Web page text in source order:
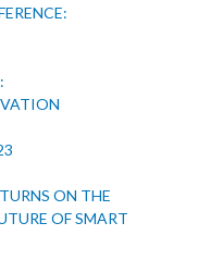
ON THE
OF SMART